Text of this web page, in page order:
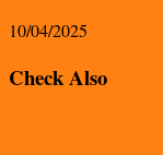
10/04/2025
Check Also